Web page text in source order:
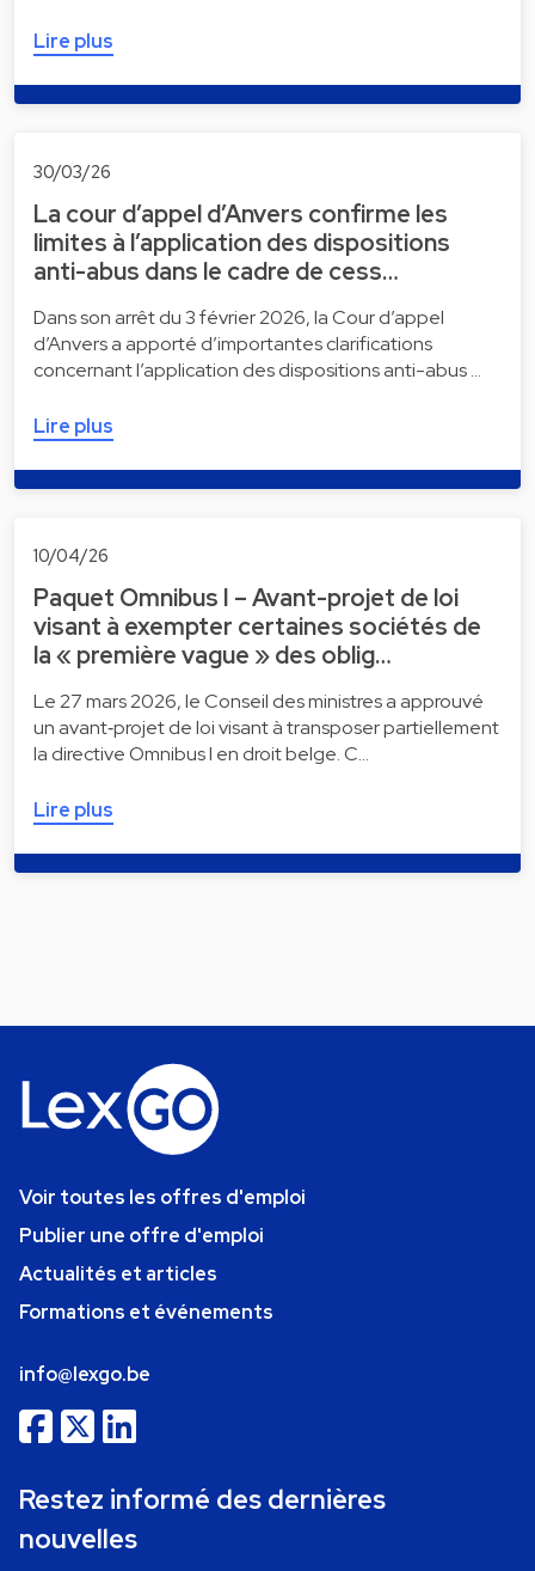
Lire plus
30/03/26
La cour d’appel d’Anvers confirme les
limites à l’application des dispositions
anti-abus dans le cadre de cess…
Dans son arrêt du 3 février 2026, la Cour d’appel
d’Anvers a apporté d’importantes clarifications
concernant l’application des dispositions anti-abus …
Lire plus
10/04/26
Paquet Omnibus I – Avant-projet de loi
visant à exempter certaines sociétés de
la « première vague » des oblig…
Le 27 mars 2026, le Conseil des ministres a approuvé
un avant‑projet de loi visant à transposer partiellement
la directive Omnibus I en droit belge. C…
Lire plus
Voir toutes les offres d'emploi
Publier une offre d'emploi
Actualités et articles
Formations et événements
info@lexgo.be
Restez informé des dernières
nouvelles